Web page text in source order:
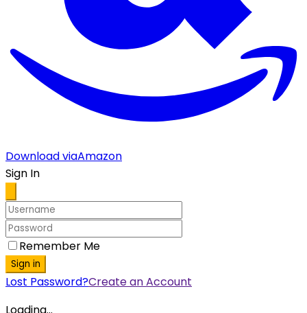
Download viaAmazon
Sign In
Remember Me
Sign in
Lost Password?Create an Account